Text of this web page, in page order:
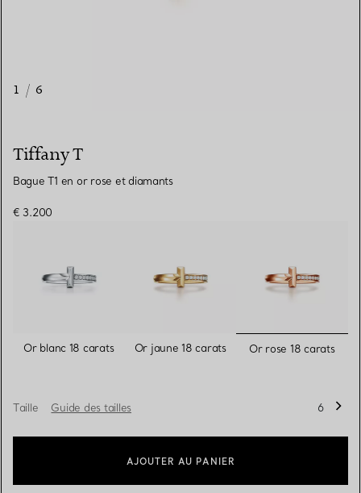
1 / 6
Tiffany T
Bague T1 en or rose et diamants
€ 3.200
Or blanc 18 carats Or jaune 18 carats Or rose 18 carats
Taille Guide des tailles 6
AJOUTER AU PANIER